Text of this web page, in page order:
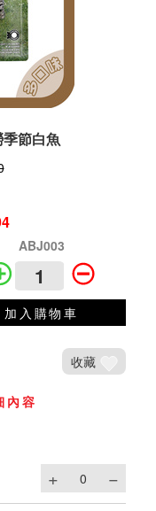
節白魚
ABJ003
加入購物車
收藏
內容